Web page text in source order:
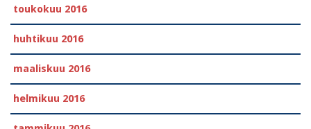
toukokuu 2016
huhtikuu 2016
maaliskuu 2016
helmikuu 2016